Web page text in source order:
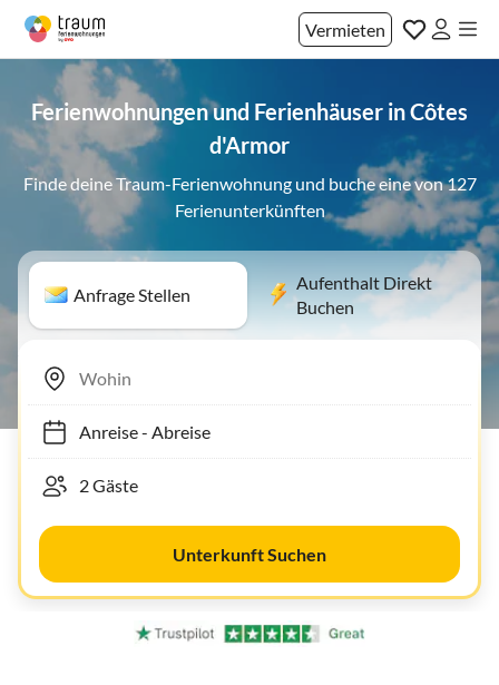
Vermieten
Ferienwohnungen und Ferienhäuser in Côtes
d'Armor
Finde deine Traum-Ferienwohnung und buche eine von 127
Ferienunterkünften
Anfrage Stellen
Aufenthalt Direkt
Buchen
Anreise- Abreise
Unterkunft Suchen